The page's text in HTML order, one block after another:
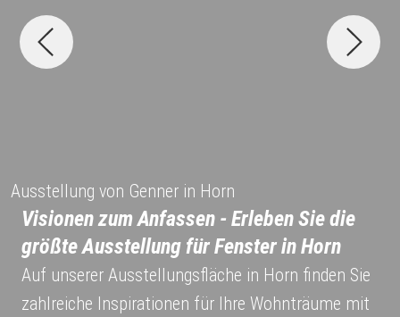
Visionen zum Anfassen - Erleben Sie die
größte Ausstellung für Fenster in Horn
Auf unserer Ausstellungsfläche in Horn finden Sie
zahlreiche Inspirationen für Ihre Wohnträume mit
Ausstellung von Genner in Horn